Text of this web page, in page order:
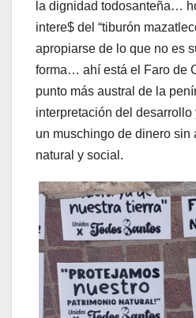
la dignidad todosanteña…
intere$ del “tiburón
apropiarse de lo que no es
forma… ahí está el Faro de
punto más austral de la
interpretación del
un muschingo de dinero sin
natural y social.